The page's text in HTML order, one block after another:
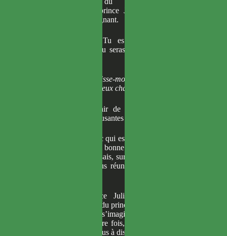
l’entendement. Le prince Julius fit son entrée
avec un sourire répugnant.
Bonjour, Mia. Tu es ravissante, comme
toujours. Bien sûr, tu seras assise à mes côtés,
Oui, comme ça. Laisse-moi occuper une place
d’honneur… pour mieux chanter ton requiem.
Julius, tu as l’air de bonne humeur. Les
réceptions sont si amusantes que ça ?
Mais regarde donc qui est là. Mon frère ! Quel
plaisir de te voir en si bonne santé. Les réceptions
sont formidables, tu sais, surtout celles comme ce
soir, quand nous nous réunissons tous pour une
L’humeur du prince Julius semblait encore
s’éclaircir à l’arrivée du prince Fernand. Le savoir
présent, et surtout s’imaginer qu’il verrait ce
visage pour la dernière fois, devait l’enchanter. Il
ne cherchait même plus à dissimuler sa joie.